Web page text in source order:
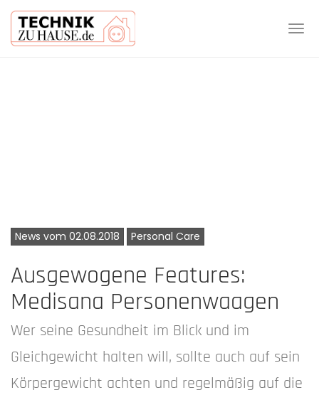
News vom 02.08.2018 Personal Care
Ausgewogene Features:
Medisana Personenwaagen
Wer seine Gesundheit im Blick und im
Gleichgewicht halten will, sollte auch auf sein
Körpergewicht achten und regelmäßig auf die